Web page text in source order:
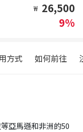
₩ 26,500
9%
方式 如何前往
亞馬遜和非洲的50